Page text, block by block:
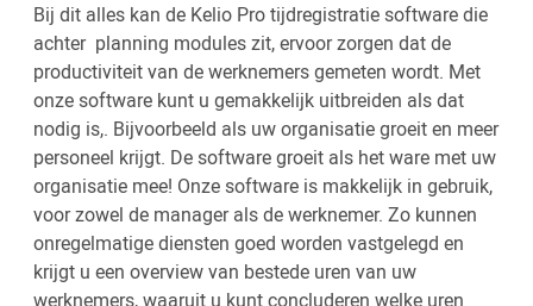
Bij dit alles kan de Kelio Pro tijdregistratie software die
achter planning modules zit, ervoor zorgen dat de
productiviteit van de werknemers gemeten wordt. Met
onze software kunt u gemakkelijk uitbreiden als dat
nodig is,. Bijvoorbeeld als uw organisatie groeit en meer
personeel krijgt. De software groeit als het ware met uw
organisatie mee! Onze software is makkelijk in gebruik,
voor zowel de manager als de werknemer. Zo kunnen
onregelmatige diensten goed worden vastgelegd en
krijgt u een overview van bestede uren van uw
werknemers, waaruit u kunt concluderen welke uren